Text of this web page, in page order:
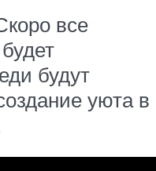
все
будут
уюта в